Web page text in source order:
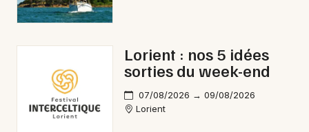
Lorient : nos 5 idées
sorties du week-end
07/08/2026 → 09/08/2026
Lorient